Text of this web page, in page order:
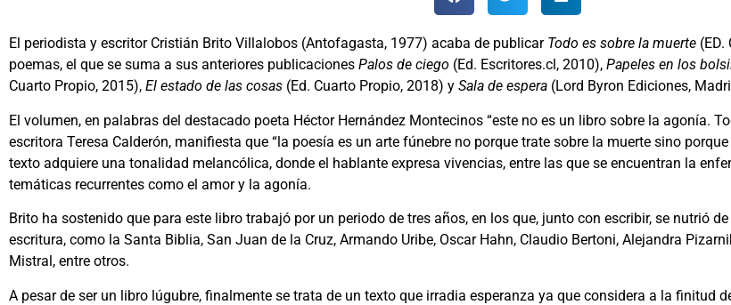
El periodista y escritor Cristián Brito Villalobos (Antofagasta, 1977) acaba de publicar Todo es sobre la muerte
poemas, el que se suma a sus anteriores publicaciones Palos de ciego (Ed. Escritores.cl, 2010), Papeles en los
Cuarto Propio, 2015), El estado de las cosas (Ed. Cuarto Propio, 2018) y Sala de espera (Lord Byron Ediciones,
El volumen, en palabras del destacado poeta Héctor Hernández Montecinos “este no es un libro sobre la agonía.
escritora Teresa Calderón, manifiesta que “la poesía es un arte fúnebre no porque trate sobre la muerte sino
texto adquiere una tonalidad melancólica, donde el hablante expresa vivencias, entre las que se encuentran la
temáticas recurrentes como el amor y la agonía.
Brito ha sostenido que para este libro trabajó por un periodo de tres años, en los que, junto con escribir, se nutrió
escritura, como la Santa Biblia, San Juan de la Cruz, Armando Uribe, Oscar Hahn, Claudio Bertoni, Alejandra
Mistral, entre otros.
A pesar de ser un libro lúgubre, finalmente se trata de un texto que irradia esperanza ya que considera a la finitud